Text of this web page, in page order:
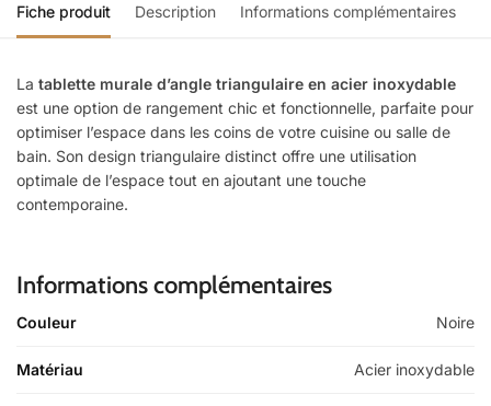
Fiche produit Description Informations complémentaires
La tablette murale d’angle triangulaire en acier inoxydable
est une option de rangement chic et fonctionnelle, parfaite pour
optimiser l’espace dans les coins de votre cuisine ou salle de
bain. Son design triangulaire distinct offre une utilisation
optimale de l’espace tout en ajoutant une touche
contemporaine.
Informations complémentaires
Couleur Noire
Matériau Acier inoxydable